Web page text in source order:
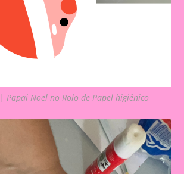
Papai Noel no Rolo de Papel higiênico